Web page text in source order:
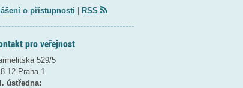
o přístupnosti RSS
pro veřejnost
529/5
12 Praha 1
ústředna: